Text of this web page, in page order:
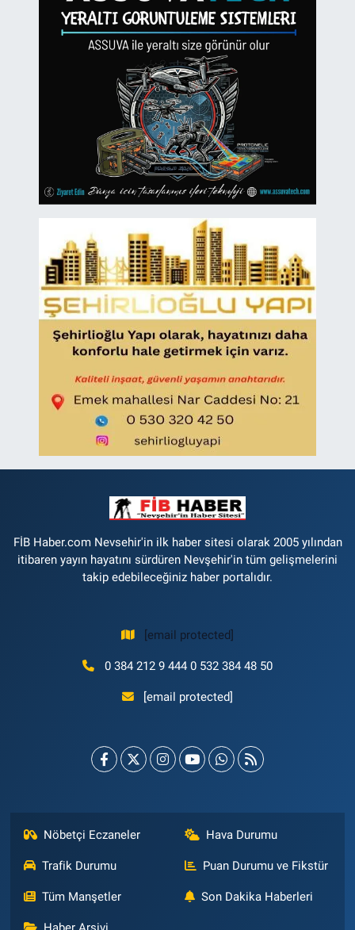
FİB Haber.com Nevsehir'in ilk haber sitesi olarak 2005 yılından
itibaren yayın hayatını sürdüren Nevşehir'in tüm gelişmelerini
takip edebileceğiniz haber portalıdır.
[email protected]
0 384 212 9 444 0 532 384 48 50
[email protected]
Nöbetçi Eczaneler Hava Durumu
Trafik Durumu Puan Durumu ve Fikstür
Tüm Manşetler Son Dakika Haberleri